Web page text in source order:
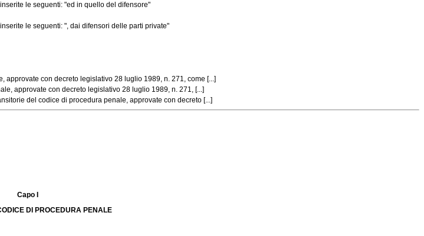
le seguenti: "ed in quello del difensore"
le seguenti: ", dai difensori delle parti private"
con decreto legislativo 28 luglio 1989, n. 271, come [...]
approvate con decreto legislativo 28 luglio 1989, n. 271, [...]
del codice di procedura penale, approvate con decreto [...]
Capo I
DI PROCEDURA PENALE